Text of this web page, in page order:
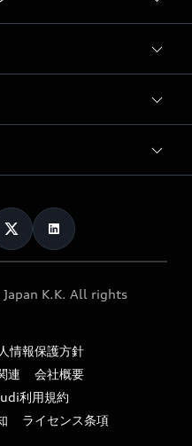
Japan K.K. All rights
情報保護方針
連
会社概要
利用規約
ライセンス条項